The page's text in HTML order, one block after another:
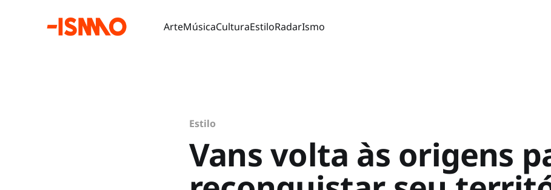
ArteMúsicaCulturaEstiloRadarIsmo
Estilo
Vans volta às origens